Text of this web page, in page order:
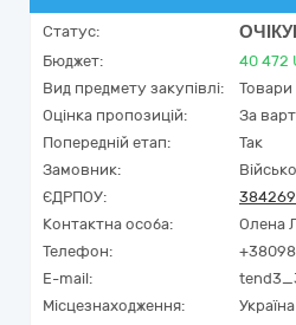
Статус:
Бюджет: 40 472
Вид предмету закупівлі:
Товари
Оцінка пропозицій:
За
Попередній етап:
Так
Замовник:
ЄДРПОУ:
Контактна особа:
Олена
Телефон:
E-mail:
Місцезнаходження:
Україна